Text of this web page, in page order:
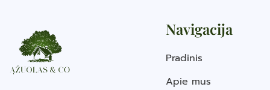
Navigacija
Pradinis
Apie mus